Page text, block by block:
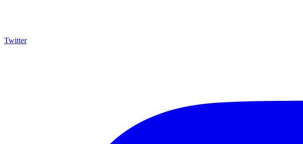
Twitter